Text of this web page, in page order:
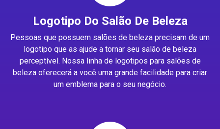
Logotipo Do Salão De Beleza
Pessoas que possuem salões de beleza precisam de um
logotipo que as ajude a tornar seu salão de beleza
perceptível. Nossa linha de logotipos para salões de
beleza oferecerá a você uma grande facilidade para criar
um emblema para o seu negócio.